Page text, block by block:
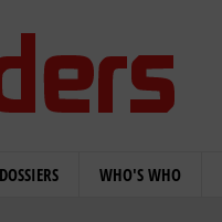
DOSSIERS WHO'S WHO